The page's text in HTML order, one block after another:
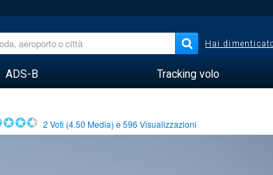
Hai
ADS-B Tracking volo
2 Voti (4.50 Media) e596 Visualizzazioni